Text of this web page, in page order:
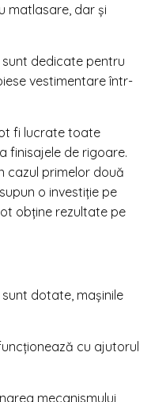
matlasare, dar și
sunt dedicate pentru
vestimentare într-
fi lucrate toate
finisajele de rigoare.
cazul primelor două
o investiție pe
obține rezultate pe
dotate, mașinile
cu ajutorul
mecanismului